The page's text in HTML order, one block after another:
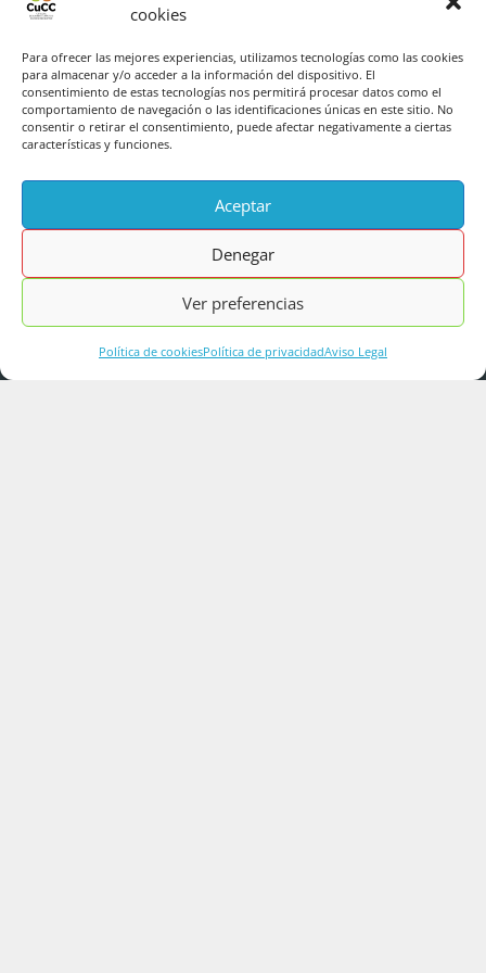
cookies
Para ofrecer las mejores experiencias, utilizamos tecnologías como las cookies
para almacenar y/o acceder a la información del dispositivo. El
consentimiento de estas tecnologías nos permitirá procesar datos como el
comportamiento de navegación o las identificaciones únicas en este sitio. No
consentir o retirar el consentimiento, puede afectar negativamente a ciertas
características y funciones.
Aceptar
Denegar
Ver preferencias
Política de cookiesPolítica de privacidadAviso Legal
Medio Rural «Néxodos Candamo 2026» y la
entorno rural de forma práctica y colaborativa.
Personal investigador y técnico de la CuCC y
del INDUROT de la Universidad de Oviedo
conocimiento científico sobre el clima y
acercarlo a la ciudadanía en un espacio de